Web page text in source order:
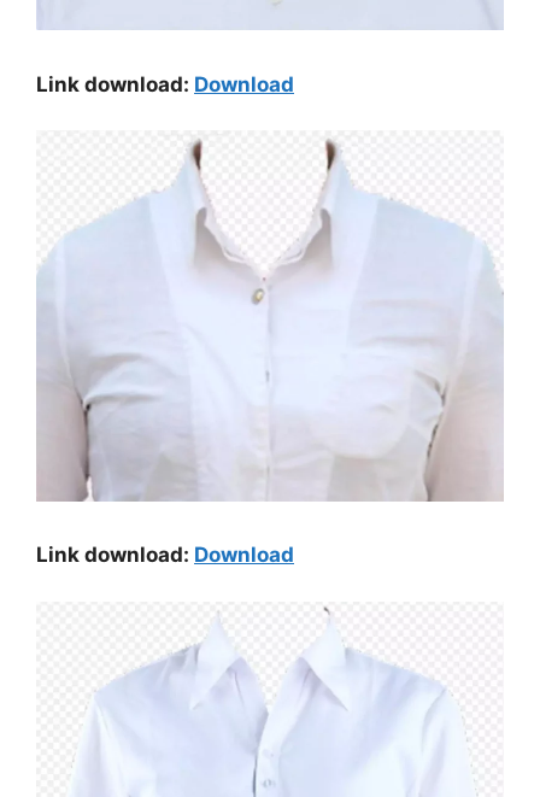
Link download: Download
Link download: Download